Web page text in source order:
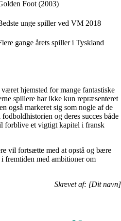
Foot (2003)
unge spiller ved VM 2018
gange årets spiller i Tyskland
hjemsted for mange fantastiske
spillere har ikke kun repræsenteret
også markeret sig som nogle af de
og deres succes både
forblive et vigtigt kapitel i fransk
vil fortsætte med at opstå og bære
fremtiden med ambitioner om
Skrevet af: [Dit navn]